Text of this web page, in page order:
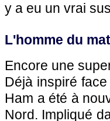
y a eu un vrai
L'homme du
Encore une
Déjà inspiré
Ham a été à
Nord. Impliqué